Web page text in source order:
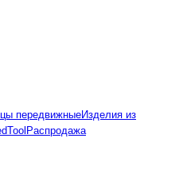
передвижныеИзделия из
Распродажа